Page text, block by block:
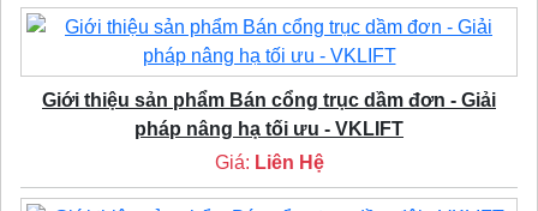
Giới thiệu sản phẩm Bán cổng trục dầm đơn - Giải
pháp nâng hạ tối ưu - VKLIFT
Giá: Liên Hệ